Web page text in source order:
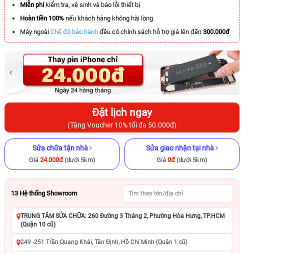
iPhone 12 Pro Max 256GB Cũ
chính hãng
10.290.000đ
12.990.000đ
-2.700.000đ
chính hãng
9.490.000đ
11.990.000đ
-2.500.000đ -4.000.000đ
Miễn phíkiểm tra, vệ sinh và báo lỗi thiết bị
Hoàn tiền 100% nếu khách hàng không hài lòng
Máy ngoài Chế độ bảo hành đều có chính sách hỗ trợ giá lên đến 300.000đ
Đặt lịch ngay
(Tặng Voucher 10% tối đa 50.000đ)
Sửa chữa tận nhà
Giá 24.000đ(dưới 5km)
Sửa giao nhận tại nhà
Giá 0đ(dưới 5km)
13 Hệ thống Showroom
TRUNG TÂM SỬA CHỮA: 260 Đường 3 Tháng 2, Phường Hòa Hưng, TP.HCM
(Quận 10 cũ)
249 -251 Trần Quang Khải, Tân Định, Hồ Chí Minh (Quận 1 cũ)